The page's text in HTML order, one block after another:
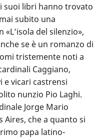
suoi libri hanno trovato
subito una
del silenzio»,
se è un romanzo di
tristemente noti a
Caggiano,
e vicari castrensi
nunzio Pio Laghi.
Jorge Mario
Aires, che a quanto si
papa latino-